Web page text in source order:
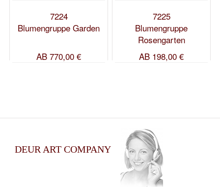
7224
Blumengruppe Garden
AB 770,00 €
7225
Blumengruppe
Rosengarten
AB 198,00 €
DEUR ART COMPANY